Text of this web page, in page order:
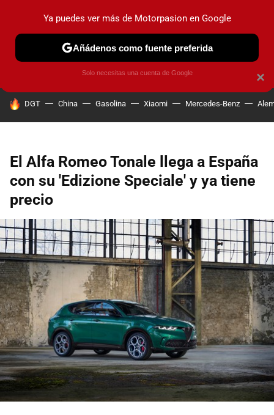
PRUEBAS COCHES ELÉCTRICOS OBSERVATORIO
HOY SE HABLA DE
DGT China Gasolina Xiaomi Mercedes-Benz
El Alfa Romeo Tonale llega a España
con su 'Edizione Speciale' y ya tiene
precio
×
Ya puedes ver más de Motorpasion en Google
Añádenos como fuente preferida
Solo necesitas una cuenta de Google